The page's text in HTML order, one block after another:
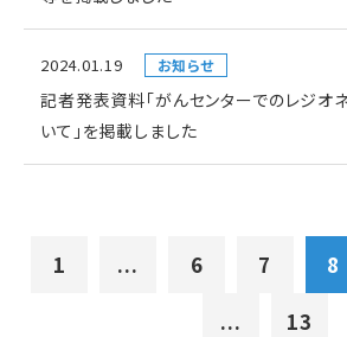
2024.01.19 お知らせ
記者発表資料「がんセンターでのレジオ
いて」を掲載しました
1 ... 6 7 8
...
13